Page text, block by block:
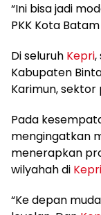
“Ini bisa jadi
PKK Kota Batam
Di seluruh Kepri,
Kabupaten
Karimun,
Pada
mengingatkan
menerapkan
wilyahah di Kepri
“Ke depan